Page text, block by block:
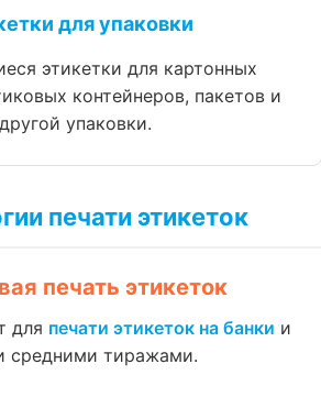
для упаковки
этикетки для картонных
контейнеров, пакетов и
другой упаковки.
печати этикеток
печать этикеток
для печати этикеток на банки и
средними тиражами.